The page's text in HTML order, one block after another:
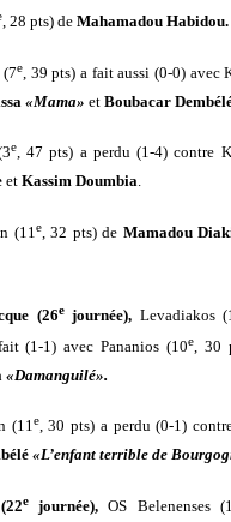
, 28 pts) de Mahamadou Habidou.
(7e , 39 pts) a fait aussi (0-0) avec
«Mama» et Boubacar
e, 47 pts) a perdu (1-4) contre
et Kassim Doumbia.
(11 e, 32 pts) de Mamadou
(26ejournée), Levadiakos
(1-1) avec Pananios (10e, 30
«Damanguilé».
(11e, 30 pts) a perdu (0-1)
«L’enfant terrible de
e journée), OS Belenenses